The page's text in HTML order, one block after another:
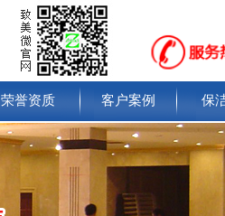
荣誉资质 客户案例 保